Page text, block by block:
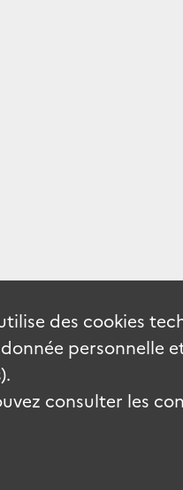
des cookies
personnelle
consulter les